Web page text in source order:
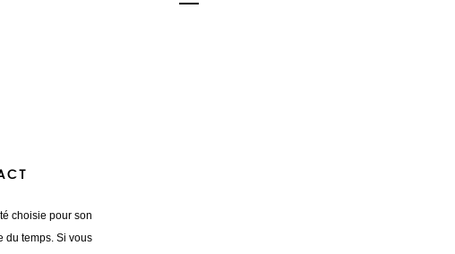
choisie pour son
du temps. Si vous